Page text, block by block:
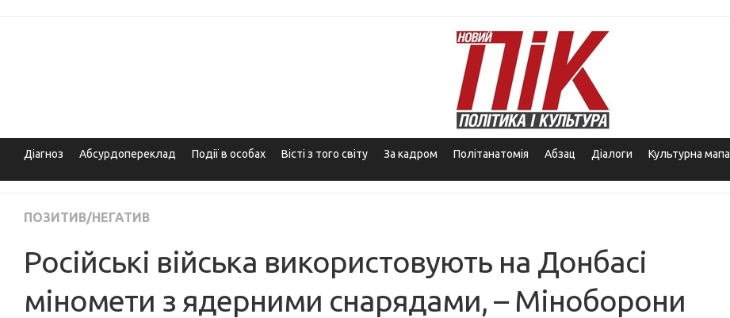
Діагноз Абсурдопереклад Події в особах Вісті з того світу За кадром Політанатомія Абзац Діалоги Культурна мапа
ПОЗИТИВ/НЕГАТИВ
Російські війська використовують на Донбасі
міномети з ядерними снарядами, – Міноборони